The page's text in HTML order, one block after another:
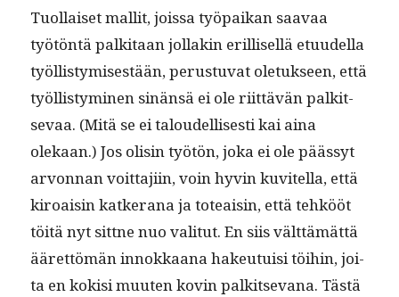
Tuol­laiset mallit, jois­sa työ­paikan saavaa
työtön­tä palk­i­taan jol­lakin eril­lisel­lä etu­udel­la
työl­listymis­es­tään, perus­tu­vat ole­tuk­seen, että
työl­listymi­nen sinän­sä ei ole riit­tävän palk­it­
se­vaa. (Mitä se ei taloudel­lis­es­ti kai aina
olekaan.) Jos olisin työtön, joka ei ole päässyt
arvon­nan voit­ta­ji­in, voin hyvin kuvitel­la, että
kiroaisin katk­er­ana ja toteaisin, että tehkööt
töitä nyt sit­tne nuo val­i­tut. En siis vält­tämät­tä
ääret­tömän innokkaana hakeu­tu­isi töi­hin, joi­
ta en kok­isi muuten kovin palk­it­se­vana. Tästä